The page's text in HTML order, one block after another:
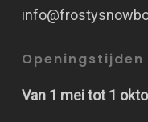
Openingstijden
Van 1 mei tot 1